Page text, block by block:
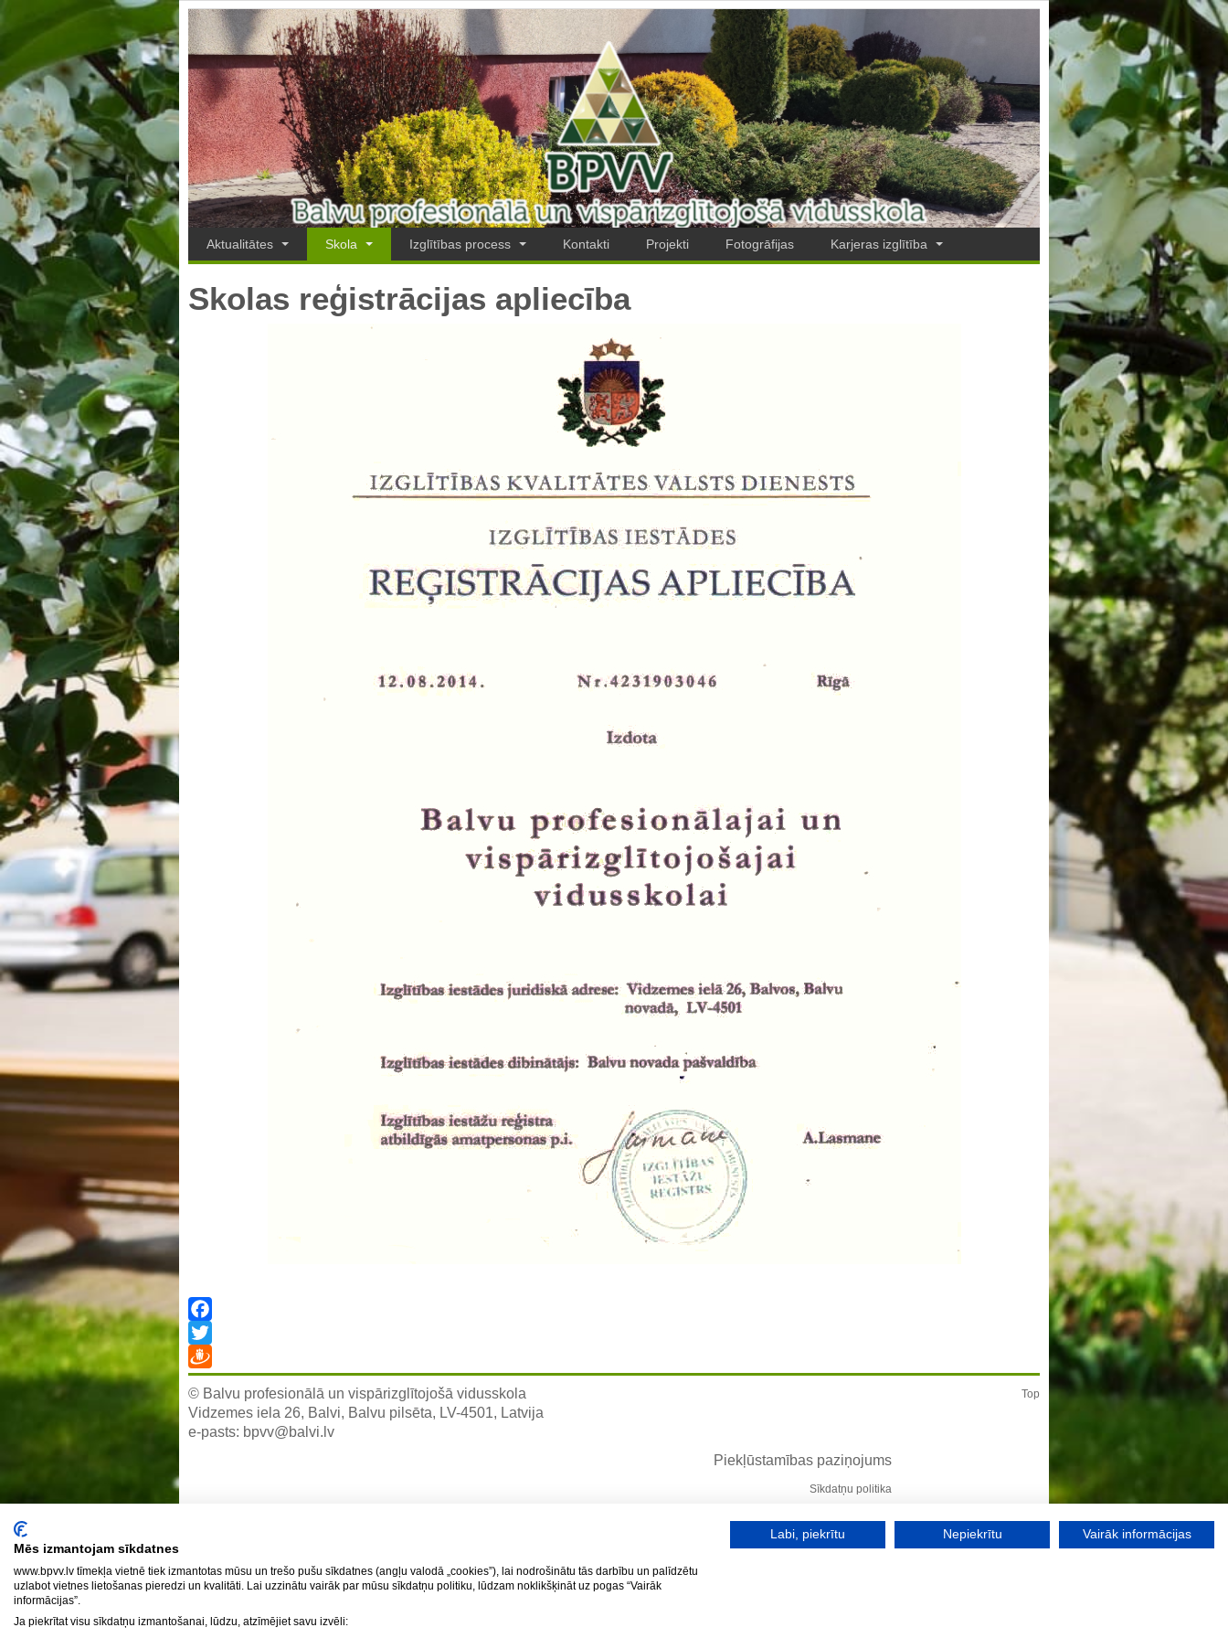
Aktualitātes Skola Izglītības process Kontakti Projekti Fotogrāfijas Karjeras izglītība
Skolas reģistrācijas apliecība
Facebook
Twitter
Draugiem
© Balvu profesionālā un vispārizglītojošā vidusskola
Vidzemes iela 26, Balvi, Balvu pilsēta, LV-4501, Latvija
e-pasts: bpvv@balvi.lv
Piekļūstamības paziņojums
Sīkdatņu politika
Top
Mēs izmantojam sīkdatnes
www.bpvv.lv tīmekļa vietnē tiek izmantotas mūsu un trešo pušu sīkdatnes (angļu valodā „cookies”), lai nodrošinātu tās darbību un palīdzētu
uzlabot vietnes lietošanas pieredzi un kvalitāti. Lai uzzinātu vairāk par mūsu sīkdatņu politiku, lūdzam noklikšķināt uz pogas “Vairāk
informācijas”.
Ja piekrītat visu sīkdatņu izmantošanai, lūdzu, atzīmējiet savu izvēli:
Labi, piekrītu Nepiekrītu Vairāk informācijas